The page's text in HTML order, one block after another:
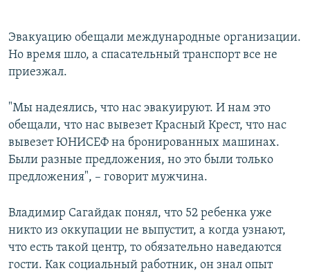
Эвакуацию обещали международные организации.
Но время шло, а спасательный транспорт все не
приезжал.
"Мы надеялись, что нас эвакуируют. И нам это
обещали, что нас вывезет Красный Крест, что нас
вывезет ЮНИСЕФ на бронированных машинах.
Были разные предложения, но это были только
предложения", – говорит мужчина.
Владимир Сагайдак понял, что 52 ребенка уже
никто из оккупации не выпустит, а когда узнают,
что есть такой центр, то обязательно наведаются
гости. Как социальный работник, он знал опыт